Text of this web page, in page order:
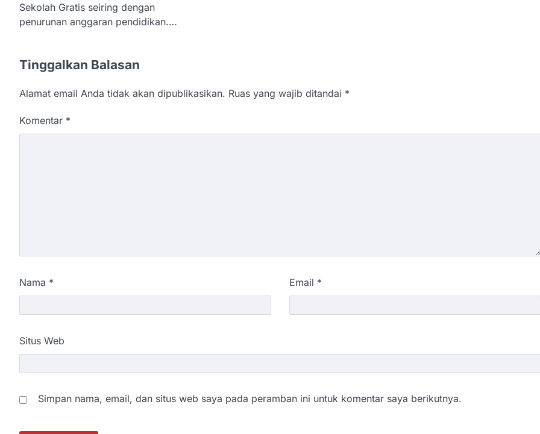
Sekolah Gratis seiring dengan
penurunan anggaran pendidikan.…
Tinggalkan Balasan
Alamat email Anda tidak akan dipublikasikan. Ruas yang wajib ditandai *
Komentar *
Nama * Email *
Situs Web
Simpan nama, email, dan situs web saya pada peramban ini untuk komentar saya berikutnya.